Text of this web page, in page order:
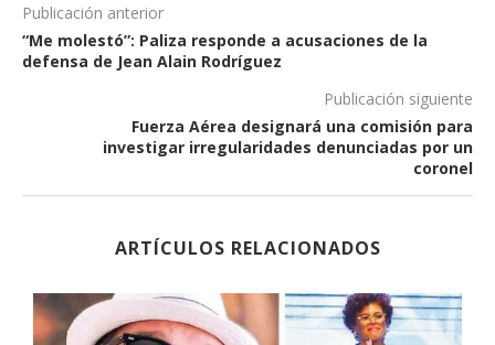
Publicación anterior
“Me molestó”: Paliza responde a acusaciones de la
defensa de Jean Alain Rodríguez
Publicación siguiente
Fuerza Aérea designará una comisión para
investigar irregularidades denunciadas por un
coronel
ARTÍCULOS RELACIONADOS